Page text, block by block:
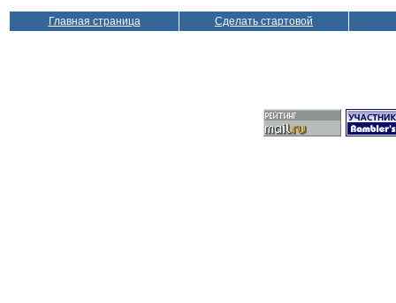
Главная страница Сделать стартовой